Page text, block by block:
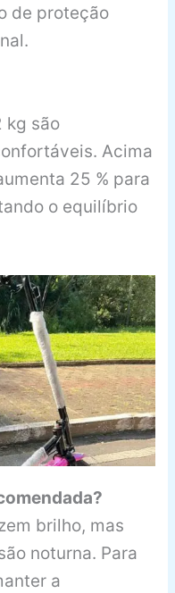
de proteção
kg são
Acima
25 % para
o equilíbrio
brilho, mas
noturna. Para
a